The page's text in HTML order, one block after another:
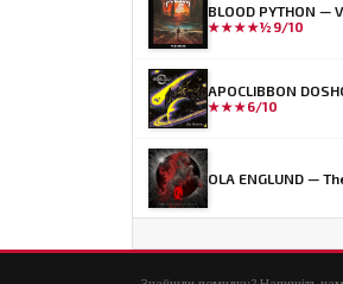
BLOOD PYTHON —
★★★★½ 9/10
APOCLIBBON
★★★6/10
OLA ENGLUND —